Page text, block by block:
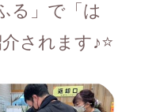
る」で「は
されます♪⭐️